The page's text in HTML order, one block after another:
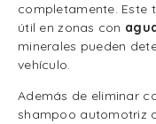
completamente. Este
útil en zonas con
minerales pueden
vehículo.
Además de eliminar
shampoo automotriz